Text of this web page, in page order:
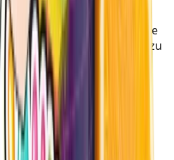
Tabakgeschmack
auf eine neue, belebende
tropisches Flair direkt zu